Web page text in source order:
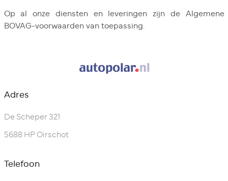
Op al onze diensten en leveringen zijn de Algemene
BOVAG-voorwaarden van toepassing.
Adres
De Scheper 321
5688 HP Oirschot
Telefoon